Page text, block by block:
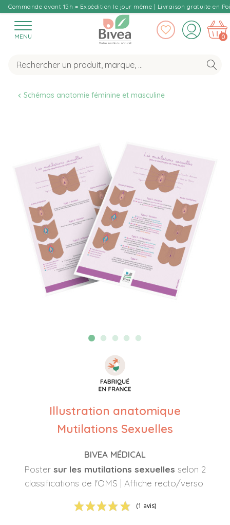
Commande avant 15h = Expédition le jour même | Livraison gratuite en
MENU 0
Schémas anatomie féminine et masculine
Illustration anatomique
Mutilations Sexuelles
BIVEA MÉDICAL
Poster sur les mutilations sexuelles selon 2
classifications de l'OMS | Affiche recto/verso
(1 avis)